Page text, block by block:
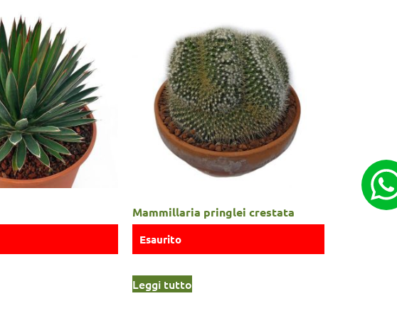
Mammillaria pringlei crestata
Esaurito
Leggi tutto